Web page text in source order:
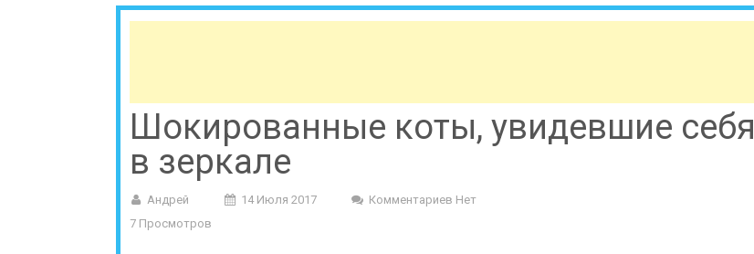
Шокированные коты, увидевшие себя
в зеркале
Андрей 14 Июля 2017
Комментариев Нет
7 Просмотров